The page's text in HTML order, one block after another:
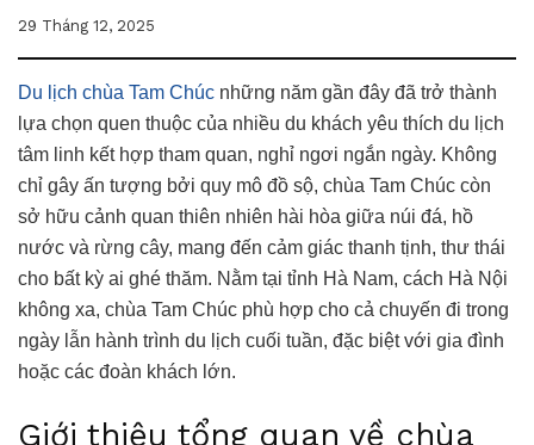
29 Tháng 12, 2025
Du lịch chùa Tam Chúc những năm gần đây đã trở thành
lựa chọn quen thuộc của nhiều du khách yêu thích du lịch
tâm linh kết hợp tham quan, nghỉ ngơi ngắn ngày. Không
chỉ gây ấn tượng bởi quy mô đồ sộ, chùa Tam Chúc còn
sở hữu cảnh quan thiên nhiên hài hòa giữa núi đá, hồ
nước và rừng cây, mang đến cảm giác thanh tịnh, thư thái
cho bất kỳ ai ghé thăm. Nằm tại tỉnh Hà Nam, cách Hà Nội
không xa, chùa Tam Chúc phù hợp cho cả chuyến đi trong
ngày lẫn hành trình du lịch cuối tuần, đặc biệt với gia đình
hoặc các đoàn khách lớn.
Giới thiệu tổng quan về chùa